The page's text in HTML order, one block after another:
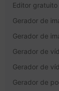
Editor
Gerador de
Gerador de
Gerador de
Gerador de
Gerador de